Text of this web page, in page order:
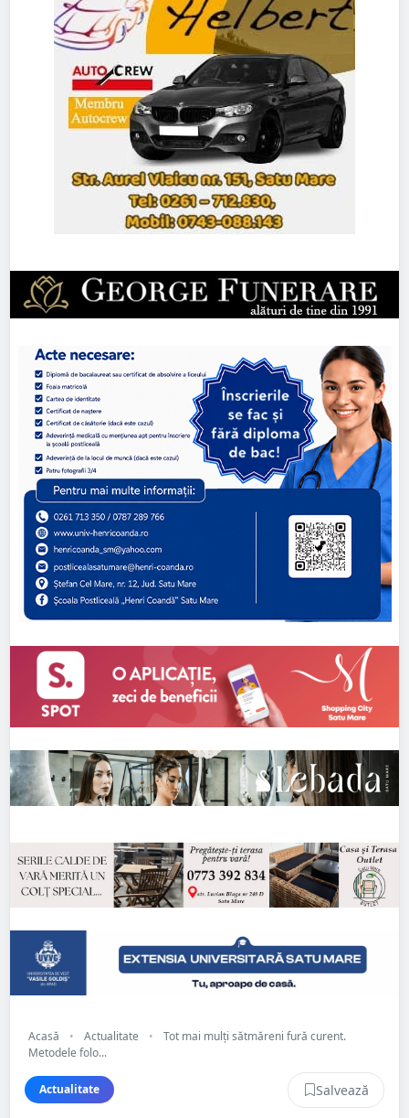
Acasă • Actualitate •
Tot mai mulți sătmăreni fură curent.
Metodele folo...
Actualitate Salvează